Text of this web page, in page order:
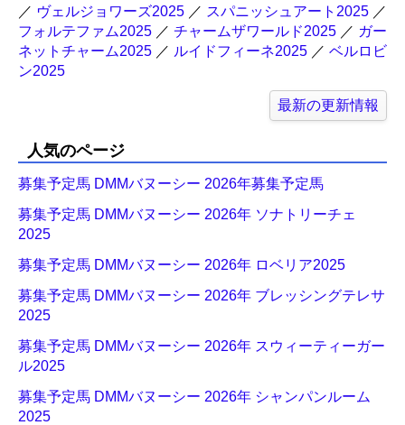
／ ヴェルジョワーズ2025 ／ スパニッシュアート2025 ／
フォルテファム2025 ／ チャームザワールド2025 ／ ガー
ネットチャーム2025 ／ ルイドフィーネ2025 ／ ベルロビ
ン2025
最新の更新情報
人気のページ
募集予定馬 DMMバヌーシー 2026年募集予定馬
募集予定馬 DMMバヌーシー 2026年 ソナトリーチェ
2025
募集予定馬 DMMバヌーシー 2026年 ロベリア2025
募集予定馬 DMMバヌーシー 2026年 ブレッシングテレサ
2025
募集予定馬 DMMバヌーシー 2026年 スウィーティーガー
ル2025
募集予定馬 DMMバヌーシー 2026年 シャンパンルーム
2025